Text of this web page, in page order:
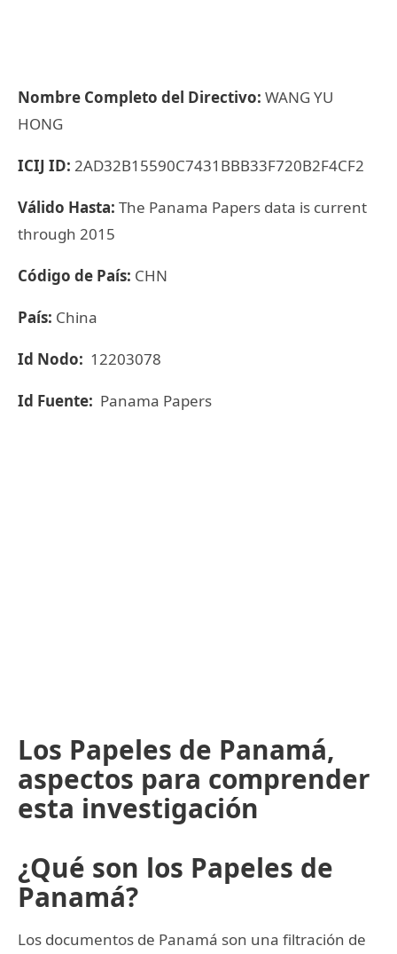
Nombre Completo del Directivo: WANG YU
HONG
ICIJ ID: 2AD32B15590C7431BBB33F720B2F4CF2
Válido Hasta: The Panama Papers data is current
through 2015
Código de País: CHN
País: China
Id Nodo: 12203078
Id Fuente: Panama Papers
Los Papeles de Panamá,
aspectos para comprender
esta investigación
¿Qué son los Papeles de
Panamá?
Los documentos de Panamá son una filtración de